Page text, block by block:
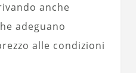
anche
adeguano
alle condizioni